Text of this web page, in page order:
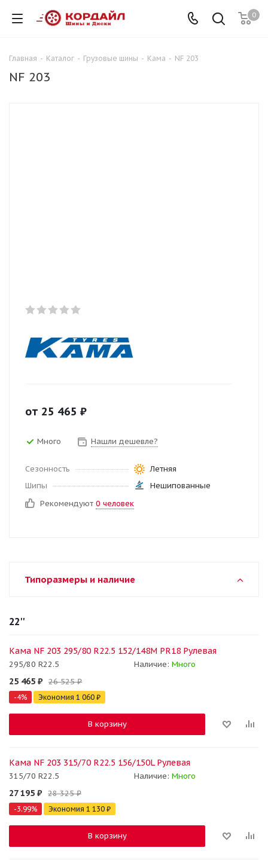
0
Главная - Каталог - Грузовые шины - Кама - NF 203
NF 203
от 25 465 ₽
Много Нашли дешевле?
Сезонность
Летняя
Шипы
Нешипованные
Рекомендуют 0 человек
Типоразмеры и наличие
22''
Кама NF 203 295/80 R22.5 152/148M PR18 Рулевая
295/80 R22.5 Наличие: Много
25 465 ₽ 26 525₽
-4% Экономия 1 060 ₽
В корзину
Кама NF 203 315/70 R22.5 156/150L Рулевая
315/70 R22.5 Наличие: Много
27 195 ₽ 28 325₽
-3.99% Экономия 1 130 ₽
В корзину